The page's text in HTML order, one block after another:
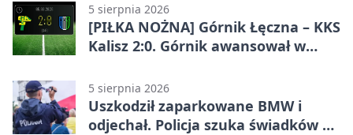
5 sierpnia 2026
[PIŁKA NOŻNA] Górnik Łęczna – KKS
Kalisz 2:0. Górnik awansował w
5 sierpnia 2026
Uszkodził zaparkowane BMW i
odjechał. Policja szuka świadków w